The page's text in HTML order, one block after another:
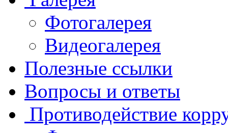
Фотогалерея
Видеогалерея
Полезные ссылки
Вопросы и ответы
Противодействие